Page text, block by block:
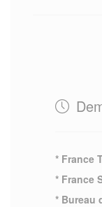
* France
* France
* Bureau